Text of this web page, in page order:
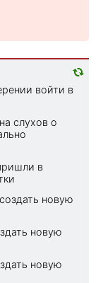
войти в
слухов о
в
новую
новую
новую